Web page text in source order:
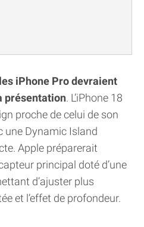
les iPhone Pro devraient
présentation. L’iPhone 18
proche de celui de son
une Dynamic Island
Apple préparerait
principal doté d’une
d’ajuster plus
et l’effet de profondeur.